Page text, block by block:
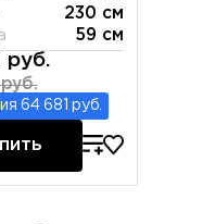
230 см
59 см
руб.
руб.
64 681 руб.